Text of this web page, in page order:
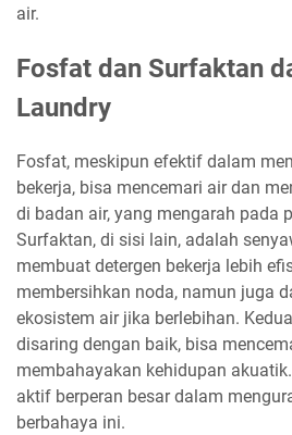
air.
Fosfat dan Surfaktan
Laundry
Fosfat, meskipun efektif dalam
bekerja, bisa mencemari air dan
di badan air, yang mengarah pada
Surfaktan, di sisi lain, adalah
membuat detergen bekerja lebih
membersihkan noda, namun juga
ekosistem air jika berlebihan.
disaring dengan baik, bisa
membahayakan kehidupan
aktif berperan besar dalam
berbahaya ini.